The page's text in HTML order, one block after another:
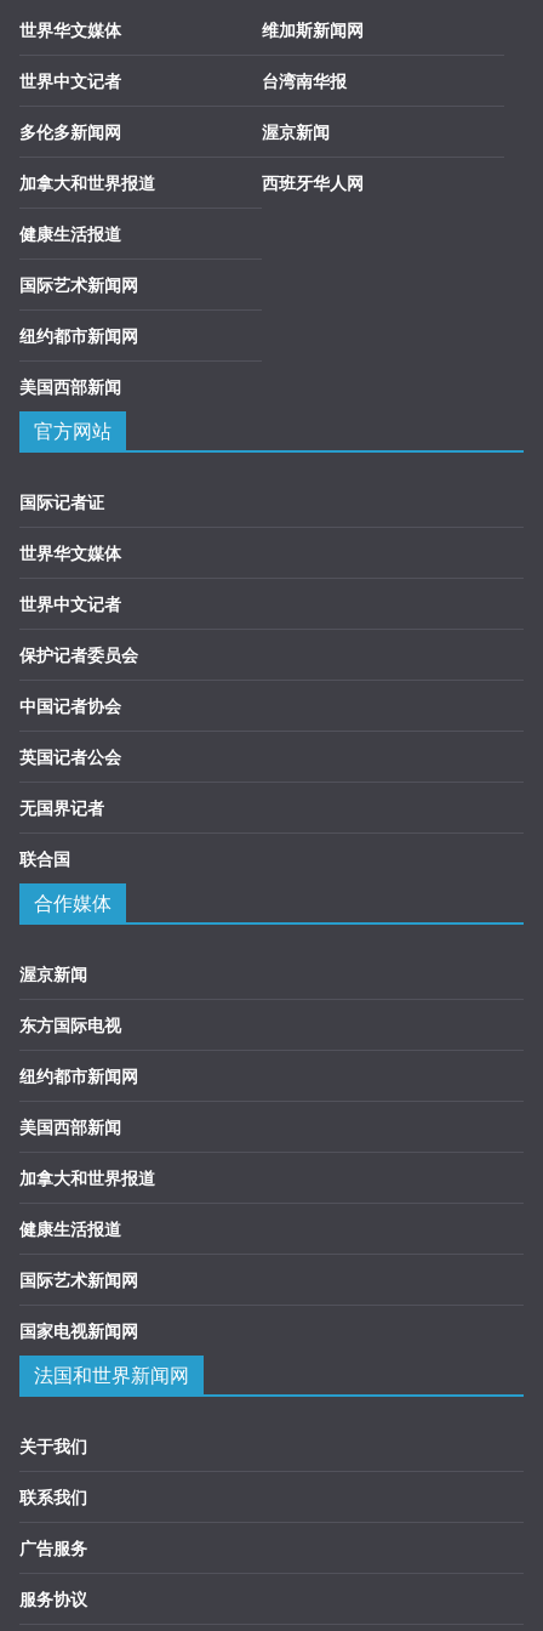
世界华文媒体
世界中文记者
多伦多新闻网
加拿大和世界报道
健康生活报道
国际艺术新闻网
纽约都市新闻网
美国西部新闻
维加斯新闻网
台湾南华报
渥京新闻
西班牙华人网
官方网站
国际记者证
世界华文媒体
世界中文记者
保护记者委员会
中国记者协会
英国记者公会
无国界记者
联合国
合作媒体
渥京新闻
东方国际电视
纽约都市新闻网
美国西部新闻
加拿大和世界报道
健康生活报道
国际艺术新闻网
国家电视新闻网
法国和世界新闻网
关于我们
联系我们
广告服务
服务协议